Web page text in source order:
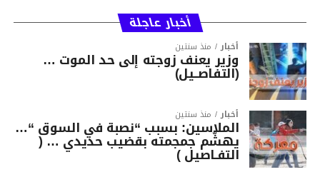
أخبار عاجلة
أخبار منذ سنتين
وزير يعنف زوجته إلى حد الموت …
(التفاصــيل)
أخبار منذ سنتين
الملاسين: بسبب “نصبة في السوق “…
يهشّم جمجمته بقضيب حديدي … (
التفـاصيل )